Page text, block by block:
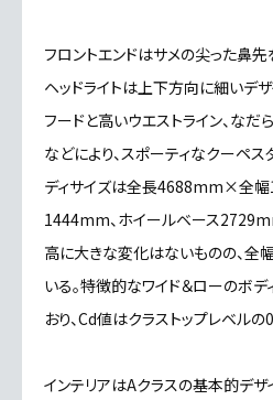
フロントエンドはサメの尖った鼻先
ヘッドライトは上下方向に細いデザ
フードと高いウエストライン、な
などにより、スポーティなクーペ
ディサイズは全長4688mm×全
1444mm、ホイールベース
高に大きな変化はないものの、全
いる。特徴的なワイド＆ローのボ
おり、Cd値はクラストップレベルの
インテリアはAクラスの基本的デザ